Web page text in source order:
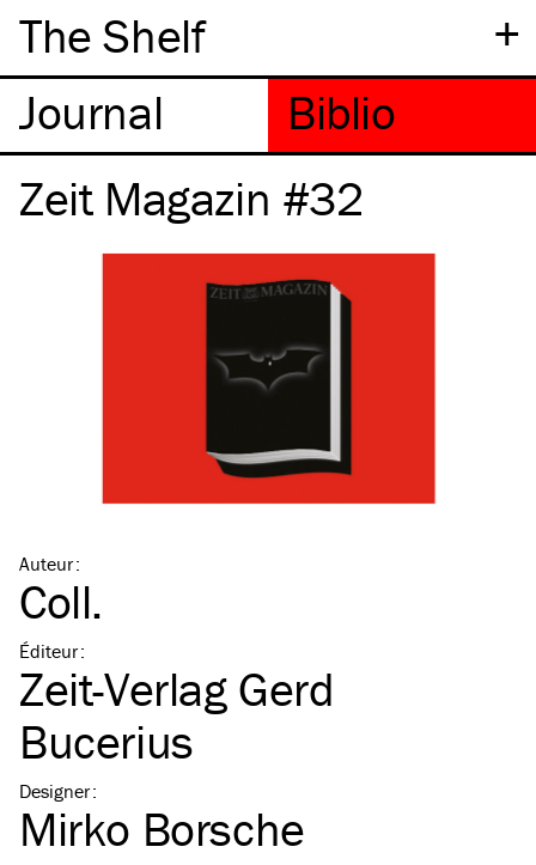
+
The Shelf
Zeit Magazin #32
Auteur:
Coll.
Éditeur:
Zeit-Verlag Gerd
Bucerius
Designer:
Mirko Borsche